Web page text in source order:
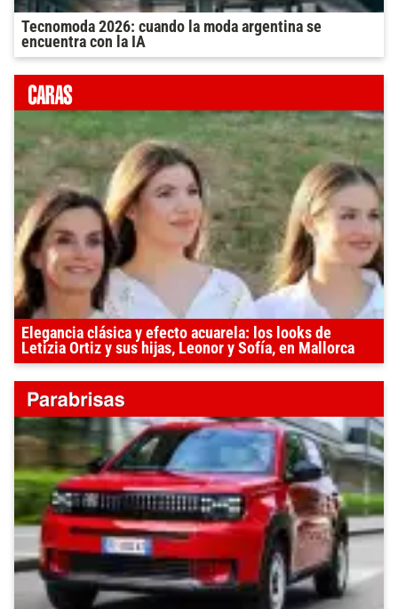
Tecnomoda 2026: cuando la moda argentina se
encuentra con la IA
Elegancia clásica y efecto acuarela: los looks de
Letizia Ortiz y sus hijas, Leonor y Sofía, en Mallorca